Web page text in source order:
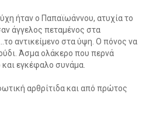
ήταν ο Παπαϊωάννου, ατυχία το
άγγελος πεταμένος στα
αντικείμενο στα ύψη. Ο πόνος να
Άσμα ολάκερο που περνά
εγκέφαλο συνάμα.
αρθρίτιδα και από πρώτος